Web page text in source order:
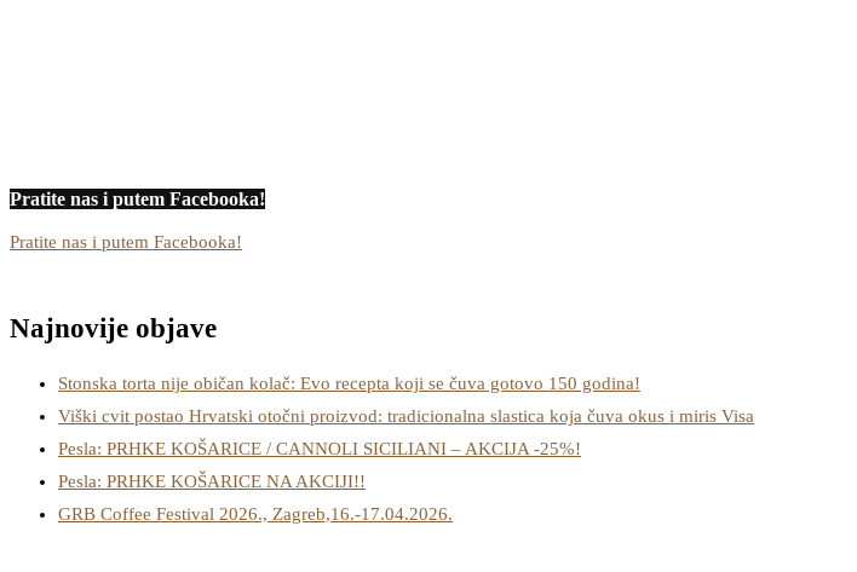
Pratite nas i putem Facebooka!
Pratite nas i putem Facebooka!
Najnovije objave
Stonska torta nije običan kolač: Evo recepta koji se čuva gotovo 150 godina!
Viški cvit postao Hrvatski otočni proizvod: tradicionalna slastica koja čuva okus i miris Visa
Pesla: PRHKE KOŠARICE / CANNOLI SICILIANI – AKCIJA -25%!
Pesla: PRHKE KOŠARICE NA AKCIJI!!
GRB Coffee Festival 2026., Zagreb,16.-17.04.2026.